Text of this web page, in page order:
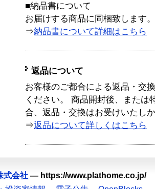
■納品書について
お届けする商品に同梱致します。
⇒納品書について詳細はこちら
返品について
お客様のご都合による返品・交
ください。 商品開封後、または
合、返品・交換はお受けいたし
⇒返品について詳しくはこちら
式会社 — https://www.plathome.co.jp/